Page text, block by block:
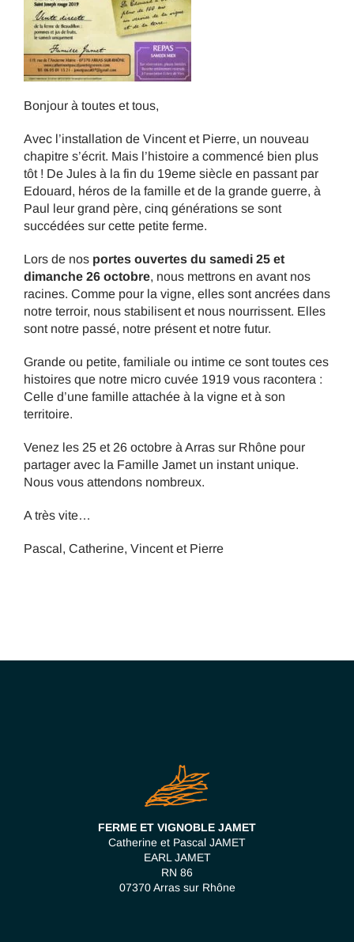
Bonjour à toutes et tous,
Avec l’installation de Vincent et Pierre, un nouveau
chapitre s’écrit. Mais l’histoire a commencé bien plus
tôt ! De Jules à la fin du 19eme siècle en passant par
Edouard, héros de la famille et de la grande guerre, à
Paul leur grand père, cinq générations se sont
succédées sur cette petite ferme.
Lors de nos portes ouvertes du samedi 25 et
dimanche 26 octobre, nous mettrons en avant nos
racines. Comme pour la vigne, elles sont ancrées dans
notre terroir, nous stabilisent et nous nourrissent. Elles
sont notre passé, notre présent et notre futur.
Grande ou petite, familiale ou intime ce sont toutes ces
histoires que notre micro cuvée 1919 vous racontera :
Celle d’une famille attachée à la vigne et à son
territoire.
Venez les 25 et 26 octobre à Arras sur Rhône pour
partager avec la Famille Jamet un instant unique.
Nous vous attendons nombreux.
A très vite…
Pascal, Catherine, Vincent et Pierre
FERME ET VIGNOBLE JAMET
Catherine et Pascal JAMET
EARL JAMET
RN 86
07370 Arras sur Rhône